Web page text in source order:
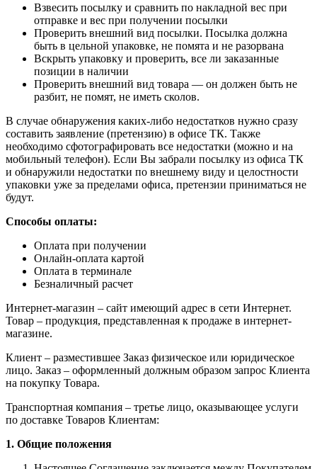
Взвесить посылку и сравнить по накладной вес при
отправке и вес при получении посылки
Проверить внешний вид посылки. Посылка должна
быть в цельной упаковке, не помята и не разорвана
Вскрыть упаковку и проверить, все ли заказанные
позиции в наличии
Проверить внешний вид товара — он должен быть не
разбит, не помят, не иметь сколов.
В случае обнаружения каких-либо недостатков нужно сразу
составить заявление (претензию) в офисе ТК. Также
необходимо сфотографировать все недостатки (можно и на
мобильный телефон). Если Вы забрали посылку из офиса ТК
и обнаружили недостатки по внешнему виду и целостности
упаковки уже за пределами офиса, претензии приниматься не
будут.
Способы оплаты:
Оплата при получении
Онлайн-оплата картой
Оплата в терминале
Безналичный расчет
Интернет-магазин – сайт имеющий адрес в сети Интернет.
Товар – продукция, представленная к продаже в интернет-
магазине.
Клиент – разместившее Заказ физическое или юридическое
лицо. Заказ – оформленный должным образом запрос Клиента
на покупку Товара.
Транспортная компания – третье лицо, оказывающее услуги
по доставке Товаров Клиентам:
1. Общие положения